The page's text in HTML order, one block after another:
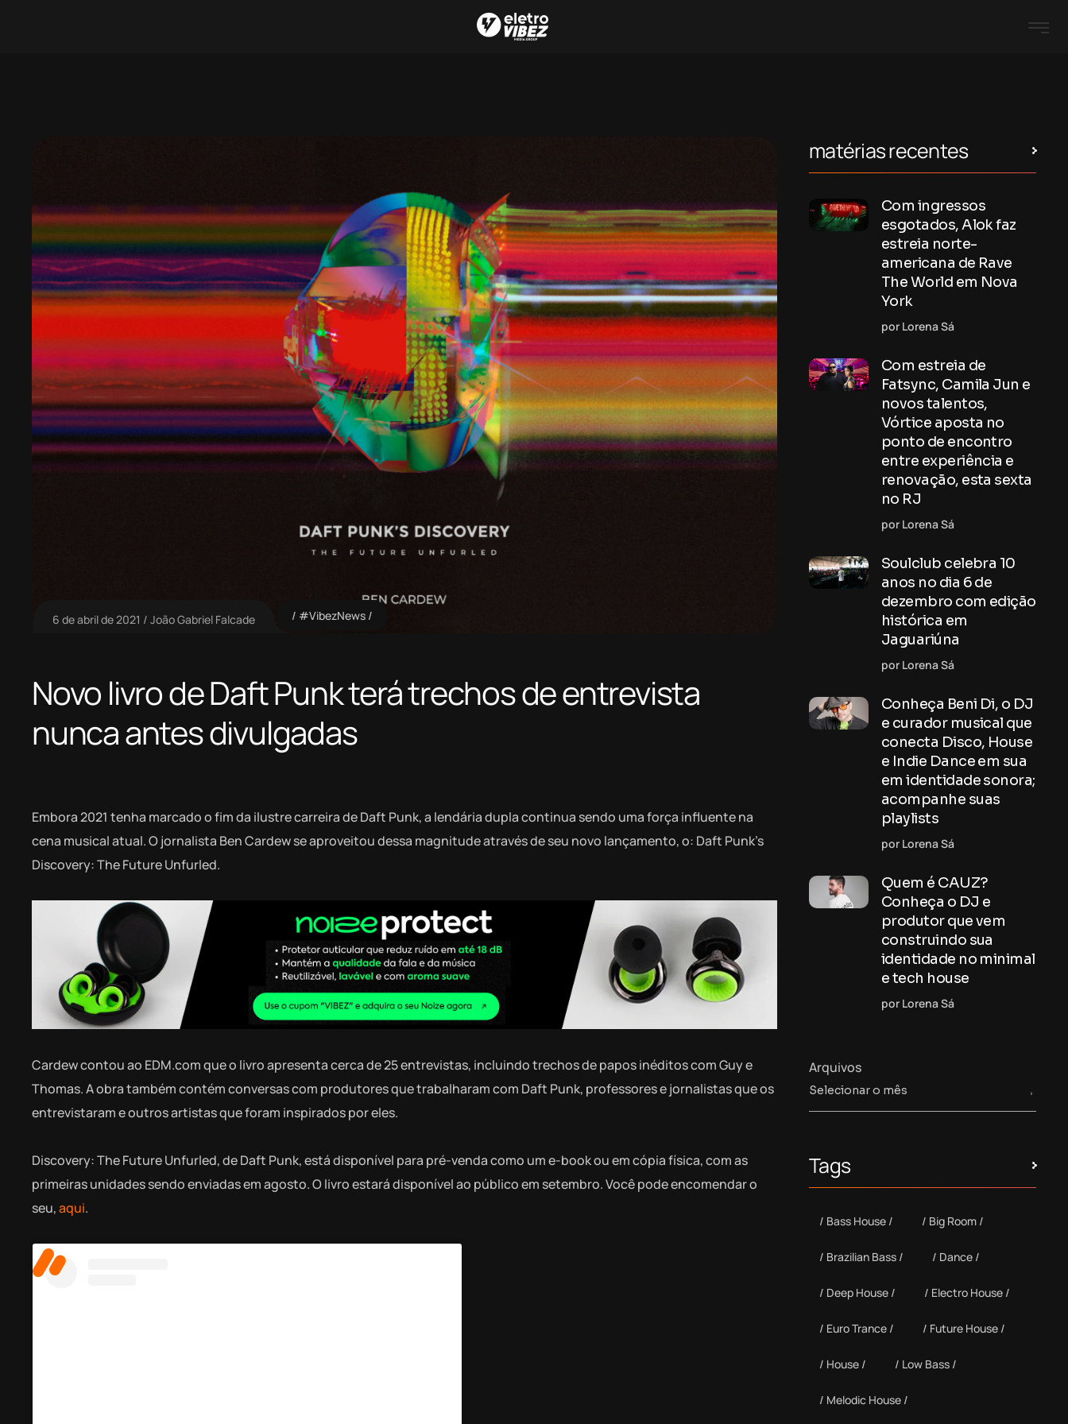
6 de abril de 2021 João Gabriel Falcade #VibezNews
Novo livro de Daft Punk terá trechos de entrevista
nunca antes divulgadas
Embora 2021 tenha marcado o fim da ilustre carreira de Daft Punk, a lendária dupla continua sendo uma força influente na
cena musical atual. O jornalista Ben Cardew se aproveitou dessa magnitude através de seu novo lançamento, o: Daft Punk’s
Discovery: The Future Unfurled.
Cardew contou ao EDM.com que o livro apresenta cerca de 25 entrevistas, incluindo trechos de papos inéditos com Guy e
Thomas. A obra também contém conversas com produtores que trabalharam com Daft Punk, professores e jornalistas que os
entrevistaram e outros artistas que foram inspirados por eles.
Discovery: The Future Unfurled, de Daft Punk, está disponível para pré-venda como um e-book ou em cópia física, com as
primeiras unidades sendo enviadas em agosto. O livro estará disponível ao público em setembro. Você pode encomendar o
seu,aqui.
matérias recentes
Com ingressos
esgotados, Alok faz
estreia norte-
americana de Rave
The World em Nova
York
por Lorena Sá
Com estreia de
Fatsync, Camila Jun e
novos talentos,
Vórtice aposta no
ponto de encontro
entre experiência e
renovação, esta sexta
no RJ
por Lorena Sá
Soulclub celebra 10
anos no dia 6 de
dezembro com edição
histórica em
Jaguariúna
por Lorena Sá
Conheça Beni Di, o DJ
e curador musical que
conecta Disco, House
e Indie Dance em sua
em identidade sonora;
acompanhe suas
playlists
por Lorena Sá
Quem é CAUZ?
Conheça o DJ e
produtor que vem
construindo sua
identidade no minimal
e tech house
por Lorena Sá
Arquivos
Tags
Bass House Big Room
Brazilian Bass Dance
Deep House Electro House
Euro Trance Future House
House Low Bass
Melodic House